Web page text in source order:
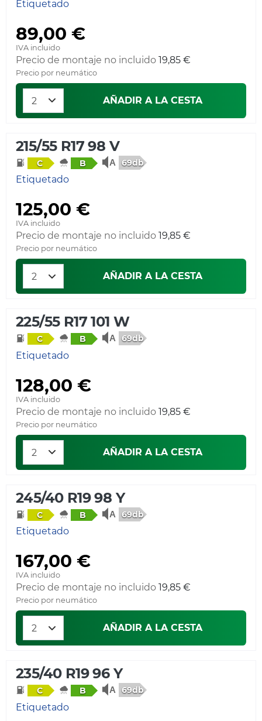
Etiquetado
89,00 €
IVA incluido
Precio de montaje no incluido 19,85 €
Precio por neumático
AÑADIR A LA CESTA
215/55 R17 98 V
C B 69db
Etiquetado
125,00 €
IVA incluido
Precio de montaje no incluido 19,85 €
Precio por neumático
AÑADIR A LA CESTA
225/55 R17 101 W
C B 69db
Etiquetado
128,00 €
IVA incluido
Precio de montaje no incluido 19,85 €
Precio por neumático
AÑADIR A LA CESTA
245/40 R19 98 Y
C B 69db
Etiquetado
167,00 €
IVA incluido
Precio de montaje no incluido 19,85 €
Precio por neumático
AÑADIR A LA CESTA
235/40 R19 96 Y
C B 69db
Etiquetado